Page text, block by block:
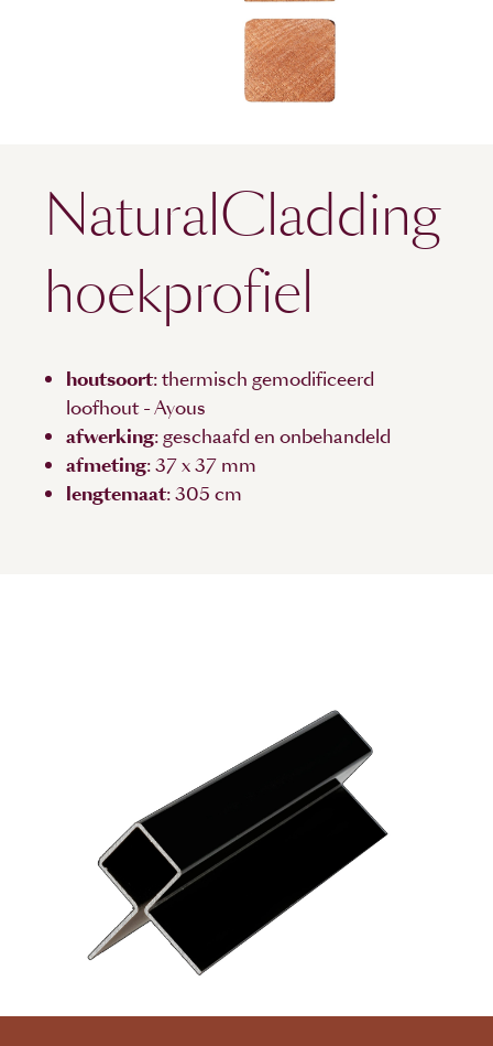
NaturalCladding
hoekprofiel
houtsoort: thermisch gemodificeerd
loofhout - Ayous
afwerking: geschaafd en onbehandeld
afmeting: 37 x 37 mm
lengtemaat: 305 cm